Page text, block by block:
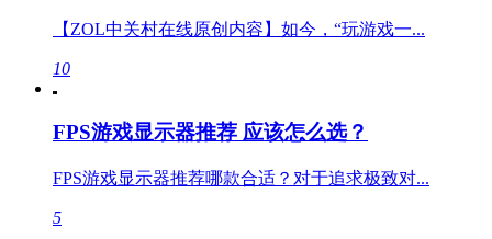
【ZOL中关村在线原创内容】如今，“玩游戏一...
10
FPS游戏显示器推荐 应该怎么选？
FPS游戏显示器推荐哪款合适？对于追求极致对...
5